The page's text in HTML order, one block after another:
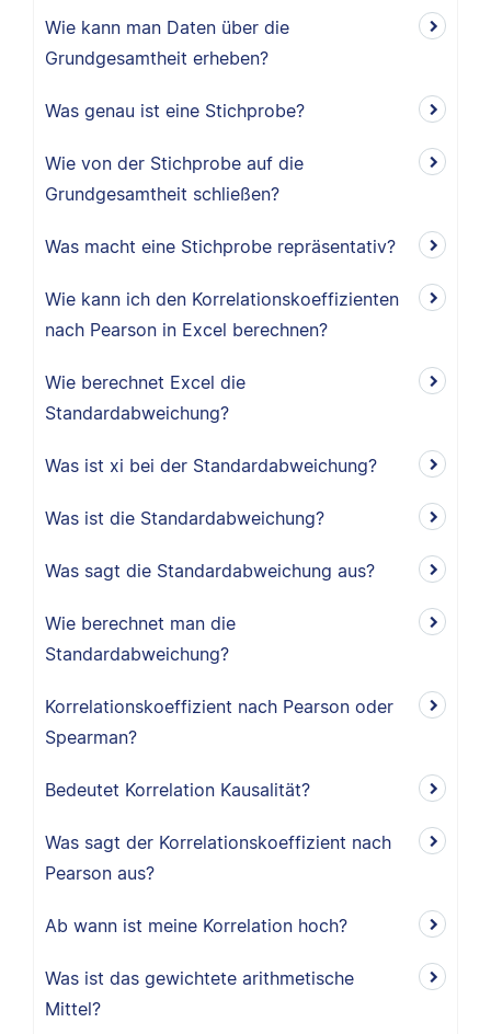
Wie kann man Daten über die
Grundgesamtheit erheben?
Was genau ist eine Stichprobe?
Wie von der Stichprobe auf die
Grundgesamtheit schließen?
Was macht eine Stichprobe repräsentativ?
Wie kann ich den Korrelationskoeffizienten
nach Pearson in Excel berechnen?
Wie berechnet Excel die
Standardabweichung?
Was ist xi bei der Standardabweichung?
Was ist die Standardabweichung?
Was sagt die Standardabweichung aus?
Wie berechnet man die
Standardabweichung?
Korrelationskoeffizient nach Pearson oder
Spearman?
Bedeutet Korrelation Kausalität?
Was sagt der Korrelationskoeffizient nach
Pearson aus?
Ab wann ist meine Korrelation hoch?
Was ist das gewichtete arithmetische
Mittel?